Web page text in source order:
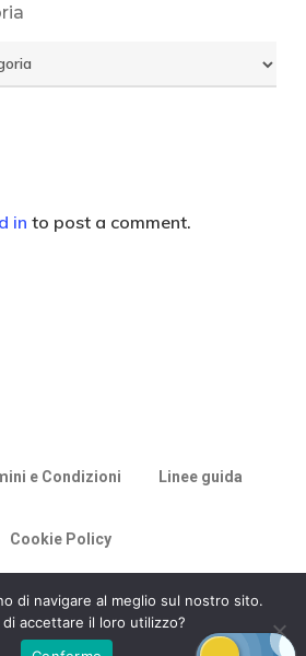
in to post a comment.
e Condizioni Linee guida
Cookie Policy
Racconti di Milù.
di navigare al meglio sul nostro sito.
accettare il loro utilizzo?